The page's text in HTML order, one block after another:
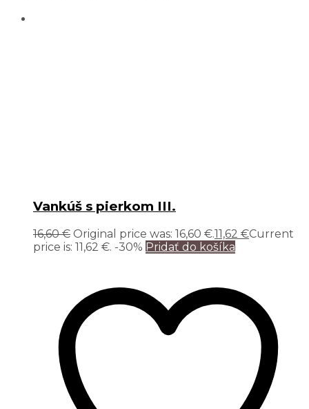
Vankúš s pierkom III.
16,60€ Original price was: 16,60 €.11,62 €Current
price is: 11,62 €. -30% Pridať do košíka